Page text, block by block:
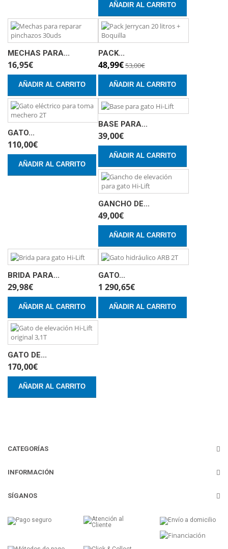
AÑADIR AL CARRITO
MECHAS PARA...
16,95€
AÑADIR AL CARRITO
PACK...
48,99€53,00€
AÑADIR AL CARRITO
GATO...
110,00€
AÑADIR AL CARRITO
BASE PARA...
39,00€
AÑADIR AL CARRITO
GANCHO DE...
49,00€
AÑADIR AL CARRITO
BRIDA PARA...
29,98€
AÑADIR AL CARRITO
GATO...
1 290,65€
AÑADIR AL CARRITO
GATO DE...
170,00€
AÑADIR AL CARRITO
CATEGORÍAS
INFORMACIÓN
SÍGANOS